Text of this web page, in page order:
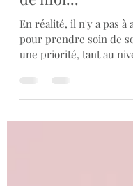
Au printemps, je
de moi...
En réalité, il n'y a pas à